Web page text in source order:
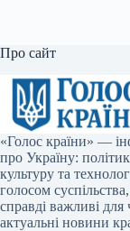
Про сайт
«Голос країни» —
про Україну:
культуру та
голосом
справді важливі
актуальні новини